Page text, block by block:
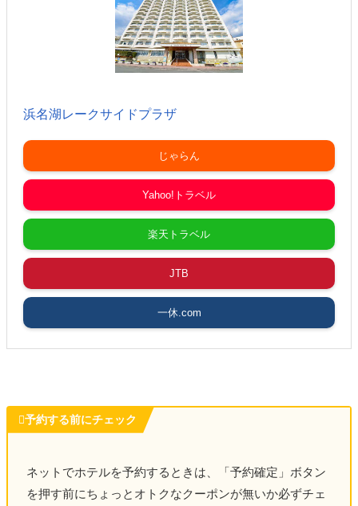
浜名湖レークサイドプラザ
じゃらん
Yahoo!トラベル
楽天トラベル
JTB
一休.com
予約する前にチェック
ネットでホテルを予約するときは、「予約確定」ボタン
を押す前にちょっとオトクなクーポンが無いか必ずチェ